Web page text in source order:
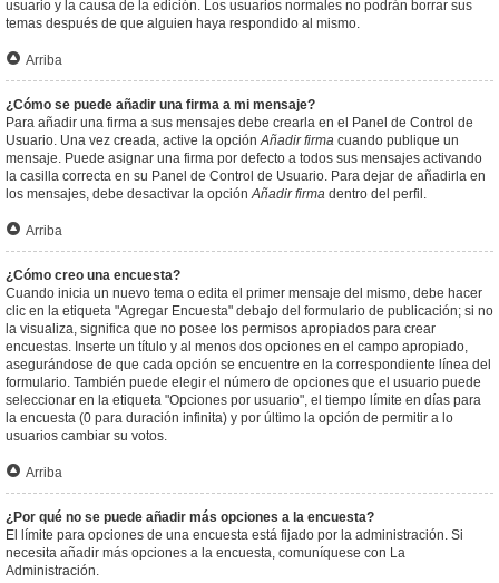
usuario y la causa de la edición. Los usuarios normales no podrán borrar sus
temas después de que alguien haya respondido al mismo.
Arriba
¿Cómo se puede añadir una firma a mi mensaje?
Para añadir una firma a sus mensajes debe crearla en el Panel de Control de
Usuario. Una vez creada, active la opciónAñadir firma cuando publique un
mensaje. Puede asignar una firma por defecto a todos sus mensajes activando
la casilla correcta en su Panel de Control de Usuario. Para dejar de añadirla en
los mensajes, debe desactivar la opciónAñadir firma dentro del perfil.
Arriba
¿Cómo creo una encuesta?
Cuando inicia un nuevo tema o edita el primer mensaje del mismo, debe hacer
clic en la etiqueta "Agregar Encuesta" debajo del formulario de publicación; si no
la visualiza, significa que no posee los permisos apropiados para crear
encuestas. Inserte un título y al menos dos opciones en el campo apropiado,
asegurándose de que cada opción se encuentre en la correspondiente línea del
formulario. También puede elegir el número de opciones que el usuario puede
seleccionar en la etiqueta "Opciones por usuario", el tiempo límite en días para
la encuesta (0 para duración infinita) y por último la opción de permitir a lo
usuarios cambiar su votos.
Arriba
¿Por qué no se puede añadir más opciones a la encuesta?
El límite para opciones de una encuesta está fijado por la administración. Si
necesita añadir más opciones a la encuesta, comuníquese con La
Administración.